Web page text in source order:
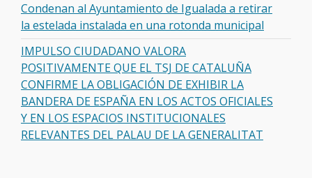
Condenan al Ayuntamiento de Igualada a retirar
la estelada instalada en una rotonda municipal
IMPULSO CIUDADANO VALORA
POSITIVAMENTE QUE EL TSJ DE CATALUÑA
CONFIRME LA OBLIGACIÓN DE EXHIBIR LA
BANDERA DE ESPAÑA EN LOS ACTOS OFICIALES
Y EN LOS ESPACIOS INSTITUCIONALES
RELEVANTES DEL PALAU DE LA GENERALITAT